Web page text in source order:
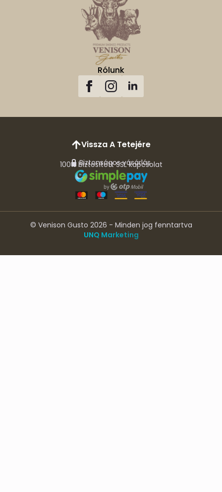
Rólunk
Biztonságos vásárlás
100% biztosított SSL kapcsolat
Vissza A Tetejére
© Venison Gusto 2026 - Minden jog fenntartva
UNQ Marketing